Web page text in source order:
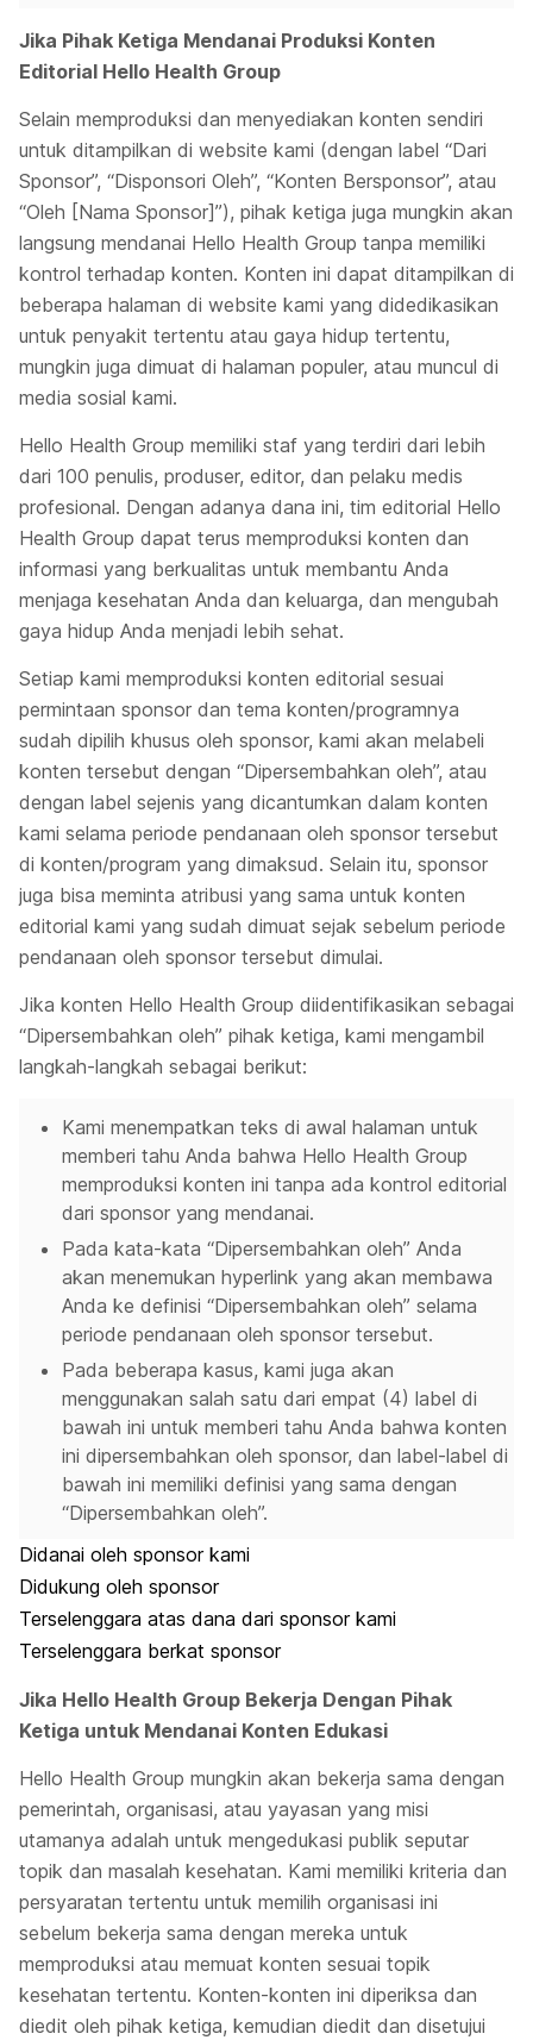
Jika Pihak Ketiga Mendanai Produksi Konten
Editorial Hello Health Group
Selain memproduksi dan menyediakan konten sendiri
untuk ditampilkan di website kami (dengan label “Dari
Sponsor”, “Disponsori Oleh”, “Konten Bersponsor”, atau
“Oleh [Nama Sponsor]”), pihak ketiga juga mungkin akan
langsung mendanai Hello Health Group tanpa memiliki
kontrol terhadap konten. Konten ini dapat ditampilkan di
beberapa halaman di website kami yang didedikasikan
untuk penyakit tertentu atau gaya hidup tertentu,
mungkin juga dimuat di halaman populer, atau muncul di
media sosial kami.
Hello Health Group memiliki staf yang terdiri dari lebih
dari 100 penulis, produser, editor, dan pelaku medis
profesional. Dengan adanya dana ini, tim editorial Hello
Health Group dapat terus memproduksi konten dan
informasi yang berkualitas untuk membantu Anda
menjaga kesehatan Anda dan keluarga, dan mengubah
gaya hidup Anda menjadi lebih sehat.
Setiap kami memproduksi konten editorial sesuai
permintaan sponsor dan tema konten/programnya
sudah dipilih khusus oleh sponsor, kami akan melabeli
konten tersebut dengan “Dipersembahkan oleh”, atau
dengan label sejenis yang dicantumkan dalam konten
kami selama periode pendanaan oleh sponsor tersebut
di konten/program yang dimaksud. Selain itu, sponsor
juga bisa meminta atribusi yang sama untuk konten
editorial kami yang sudah dimuat sejak sebelum periode
pendanaan oleh sponsor tersebut dimulai.
Jika konten Hello Health Group diidentifikasikan sebagai
“Dipersembahkan oleh” pihak ketiga, kami mengambil
langkah-langkah sebagai berikut:
Kami menempatkan teks di awal halaman untuk
memberi tahu Anda bahwa Hello Health Group
memproduksi konten ini tanpa ada kontrol editorial
dari sponsor yang mendanai.
Pada kata-kata “Dipersembahkan oleh” Anda
akan menemukan hyperlink yang akan membawa
Anda ke definisi “Dipersembahkan oleh” selama
periode pendanaan oleh sponsor tersebut.
Pada beberapa kasus, kami juga akan
menggunakan salah satu dari empat (4) label di
bawah ini untuk memberi tahu Anda bahwa konten
ini dipersembahkan oleh sponsor, dan label-label di
bawah ini memiliki definisi yang sama dengan
“Dipersembahkan oleh”.
Didanai oleh sponsor kami
Didukung oleh sponsor
Terselenggara atas dana dari sponsor kami
Terselenggara berkat sponsor
Jika Hello Health Group Bekerja Dengan Pihak
Ketiga untuk Mendanai Konten Edukasi
Hello Health Group mungkin akan bekerja sama dengan
pemerintah, organisasi, atau yayasan yang misi
utamanya adalah untuk mengedukasi publik seputar
topik dan masalah kesehatan. Kami memiliki kriteria dan
persyaratan tertentu untuk memilih organisasi ini
sebelum bekerja sama dengan mereka untuk
memproduksi atau memuat konten sesuai topik
kesehatan tertentu. Konten-konten ini diperiksa dan
diedit oleh pihak ketiga, kemudian diedit dan disetujui